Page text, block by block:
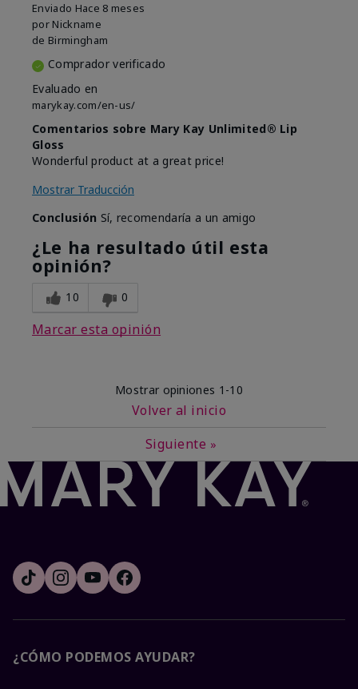
Enviado Hace 8 meses
por Nickname
de Birmingham
Comprador verificado
Evaluado en
marykay.com/en-us/
Comentarios sobre Mary Kay Unlimited® Lip
Gloss
Wonderful product at a great price!
Mostrar Traducción
Conclusión Sí, recomendaría a un amigo
¿Le ha resultado útil esta
opinión?
10 0
Marcar esta opinión
Mostrar opiniones 1-10
Volver al inicio
Siguiente »
¿CÓMO PODEMOS AYUDAR?